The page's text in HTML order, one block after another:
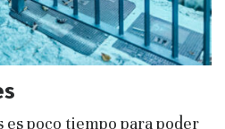
es poco tiempo para poder